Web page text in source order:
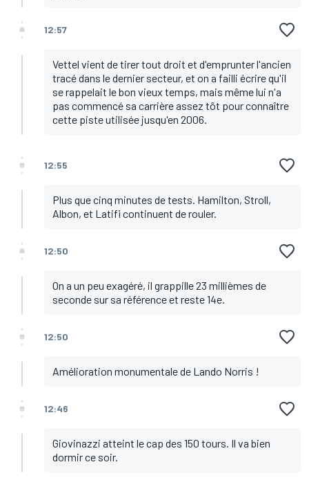
12:57
Vettel vient de tirer tout droit et d'emprunter l'ancien
tracé dans le dernier secteur, et on a failli écrire qu'il
se rappelait le bon vieux temps, mais même lui n'a
pas commencé sa carrière assez tôt pour connaître
cette piste utilisée jusqu'en 2006.
12:55
Plus que cinq minutes de tests. Hamilton, Stroll,
Albon, et Latifi continuent de rouler.
12:50
On a un peu exagéré, il grappille 23 millièmes de
seconde sur sa référence et reste 14e.
12:50
Amélioration monumentale de Lando Norris !
12:46
Giovinazzi atteint le cap des 150 tours. Il va bien
dormir ce soir.